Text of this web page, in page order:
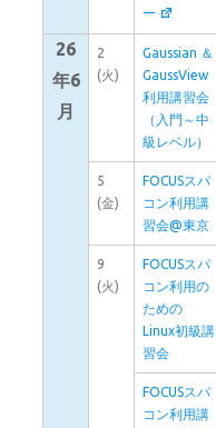
ー
26
年6
月
2
(火)
Gaussian ＆
GaussView
利用講習会
（入門～中
級レベル）
5
(金)
FOCUSスパ
コン利用講
習会@東京
9
(火)
FOCUSスパ
コン利用の
ための
Linux初級講
習会
FOCUSスパ
コン利用講